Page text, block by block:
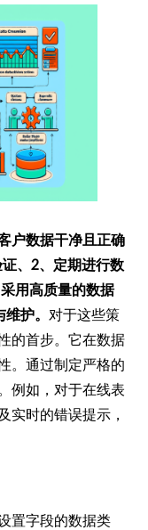
户数据干净且正确
、2、定期进行数
用高质量的数据
维护。对于这些策
的首步。它在数据
。通过制定严格的
例如，对于在线表
实时的错误提示，
置字段的数据类